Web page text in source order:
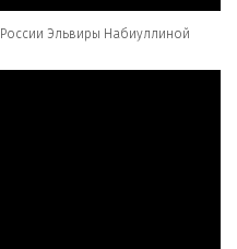
Эльвиры Набиуллиной